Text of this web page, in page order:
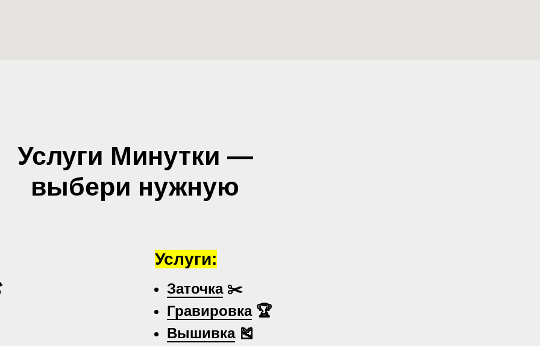
Услуги Минутки —
выбери нужную
Заточка✂️
Гравировка🏆
Вышивка🎽
Услуги: